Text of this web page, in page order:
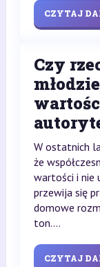
CZYTAJ
Czy
W ostatnich
że
wartości i nie
przewija się
domowe
ton....
CZYTAJ